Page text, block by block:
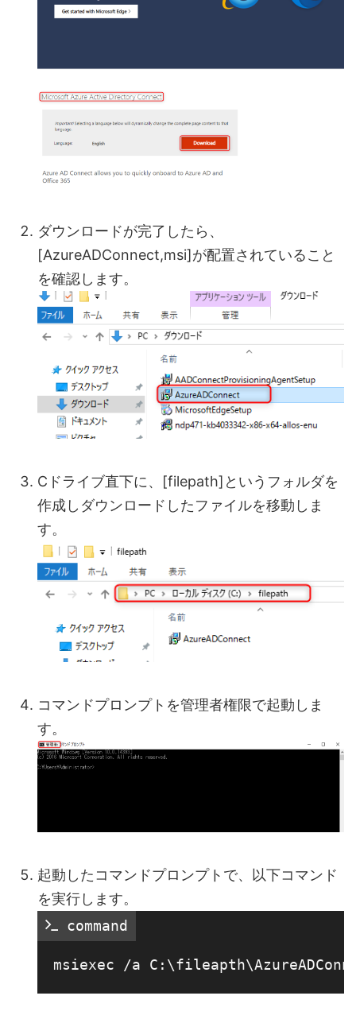
ダウンロードが完了したら、
[AzureADConnect,msi]が配置されていること
を確認します。
Cドライブ直下に、[filepath]というフォルダを
作成しダウンロードしたファイルを移動しま
す。
コマンドプロンプトを管理者権限で起動しま
す。
起動したコマンドプロンプトで、以下コマンド
を実行します。
command